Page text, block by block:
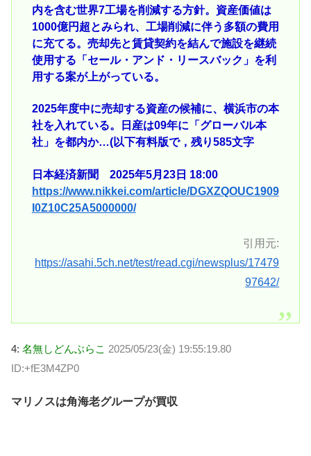
内を含む世界7工場を削減する方針。資産価値は
1000億円超とみられ、工場削減に伴う多額の費用
に充てる。売却先と賃貸契約を結んで施設を継続
使用する「セール・アンド・リースバック」を利
用する案が上がっている。
2025年度中に売却する資産の候補に、横浜市の本
社を入れている。日産は09年に「グローバル本
社」を都内か…(以下有料版で，残り585文字
日本経済新聞 2025年5月23日 18:00
https://www.nikkei.com/article/DGXZQOUC1909
I0Z10C25A5000000/
引用元:
https://asahi.5ch.net/test/read.cgi/newsplus/17479
97642/
4: 名無しどんぶらこ 2025/05/23(金) 19:55:19.80
ID:+fE3M4ZP0
マリノスは角海老グループが買収